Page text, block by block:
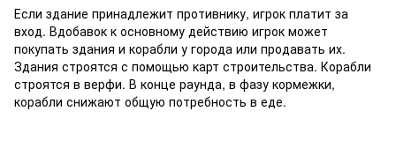
Если здание принадлежит противнику, игрок платит за
вход. Вдобавок к основному действию игрок может
покупать здания и корабли у города или продавать их.
Здания строятся с помощью карт строительства. Корабли
строятся в верфи. В конце раунда, в фазу кормежки,
корабли снижают общую потребность в еде.